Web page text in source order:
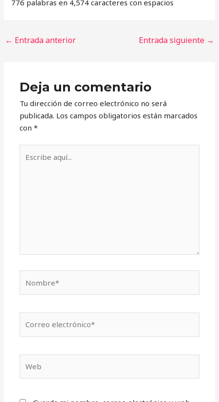
776 palabras en 4,574 caracteres con espacios
← Entrada anterior Entrada siguiente →
Deja un comentario
Tu dirección de correo electrónico no será
publicada. Los campos obligatorios están marcados
con*
aquí...
electrónico*